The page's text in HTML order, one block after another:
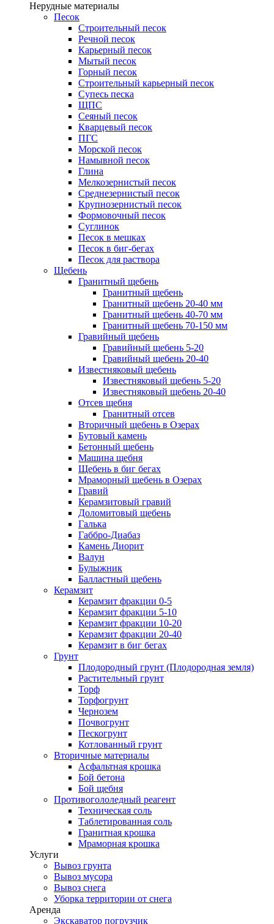
Нерудные материалы
Песок
Строительный песок
Речной песок
Карьерный песок
Мытый песок
Горный песок
Строительный карьерный песок
Супесь песка
ЩПС
Сеяный песок
Кварцевый песок
ПГС
Морской песок
Намывной песок
Глина
Мелкозернистый песок
Среднезернистый песок
Крупнозернистый песок
Формовочный песок
Суглинок
Песок в мешках
Песок в биг-бегах
Песок для раствора
Щебень
Гранитный щебень
Гранитный щебень
Гранитный щебень 20-40 мм
Гранитный щебень 40-70 мм
Гранитный щебень 70-150 мм
Гравийный щебень
Гравийный щебень 5-20
Гравийный щебень 20-40
Известняковый щебень
Известняковый щебень 5-20
Известняковый щебень 20-40
Отсев щебня
Гранитный отсев
Вторичный щебень в Озерах
Бутовый камень
Бетонный щебень
Машина щебня
Щебень в биг бегах
Мраморный щебень в Озерах
Гравий
Керамзитовый гравий
Доломитовый щебень
Галька
Габбро-Диабаз
Камень Диорит
Валун
Булыжник
Балластный щебень
Керамзит
Керамзит фракции 0-5
Керамзит фракции 5-10
Керамзит фракции 10-20
Керамзит фракции 20-40
Керамзит в биг бегах
Грунт
Плодородный грунт (Плодородная земля)
Растительный грунт
Торф
Торфогрунт
Чернозем
Почвогрунт
Пескогрунт
Котлованный грунт
Вторичные материалы
Асфальтная крошка
Бой бетона
Бой щебня
Противогололедный реагент
Техническая соль
Таблетированная соль
Гранитная крошка
Мраморная крошка
Услуги
Вывоз грунта
Вывоз мусора
Вывоз снега
Уборка территории от снега
Аренда
Экскаватор погрузчик